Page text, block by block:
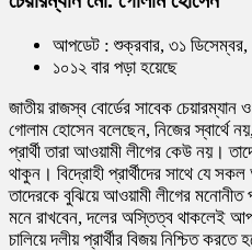
আপডেট : শুক্রবার, ৩১
১০১২ বার পড়া হয়েছে
জাতীয় রাজস্ব বোর্ডের সাবেক
গোলাম হোসেন বলেছেন, নিজের স্বার্থে
প্রার্থী তারা আওয়ামী লীগের কেউ নয়।
থাকুন। বিদ্রোহী প্রার্থীদের সাথে যে
তাদেরকে বুঝিয়ে আওয়ামী লীগের মনোনীত
মনে রাখবেন, দলের অস্তিত্ব থাকলেই
চালিয়ে দলীয় প্রার্থীর বিজয় নিশ্চিত